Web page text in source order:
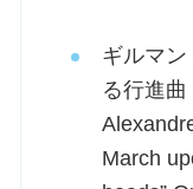
ギルマン
る行進曲
March